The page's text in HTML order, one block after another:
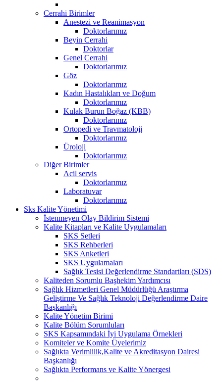
Cerrahi Birimler
Anestezi ve Reanimasyon
Doktorlarımız
Beyin Cerrahi
Doktorlar
Genel Cerrahi
Doktorlarımız
Göz
Doktorlarımız
Kadın Hastalıkları ve Doğum
Doktorlarımız
Kulak Burun Boğaz (KBB)
Doktorlarımız
Ortopedi ve Travmatoloji
Doktorlarımız
Üroloji
Doktorlarımız
Diğer Birimler
Acil servis
Doktorlarımız
Laboratuvar
Doktorlarımız
Sks Kalite Yönetimi
İstenmeyen Olay Bildirim Sistemi
Kalite Kitapları ve Kalite Uygulamaları
SKS Setleri
SKS Rehberleri
SKS Anketleri
SKS Uygulamaları
Sağlık Tesisi Değerlendirme Standartları (SDS)
Kaliteden Sorumlu Başhekim Yardımcısı
Sağlık Hizmetleri Genel Müdürlüğü Araştırma
Geliştirme Ve Sağlık Teknoloji Değerlendirme Daire
Başkanlığı
Kalite Yönetim Birimi
Kalite Bölüm Sorumluları
SKS Kapsamındaki İyi Uygulama Örnekleri
Komiteler ve Komite Üyelerimiz
Sağlıkta Verimlilik,Kalite ve Akreditasyon Dairesi
Başkanlığı
Sağlıkta Performans ve Kalite Yönergesi